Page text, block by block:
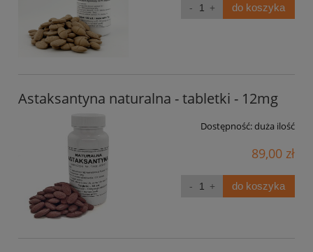
do koszyka
Astaksantyna naturalna - tabletki - 12mg
Dostępność:duża ilość
89,00 zł
do koszyka